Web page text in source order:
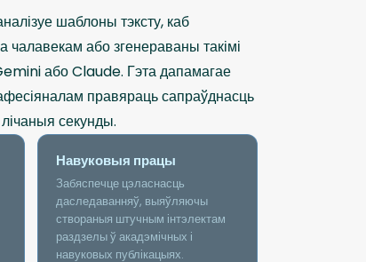
шаблоны тэксту, каб
чалавекам або згенераваны такімі
або Claude. Гэта дапамагае
правяраць сапраўднасць
секунды.
Навуковыя працы
Забяспечце цэласнасць
даследаванняў, выяўляючы
створаныя штучным інтэлектам
раздзелы ў акадэмічных і
навуковых публікацыях.